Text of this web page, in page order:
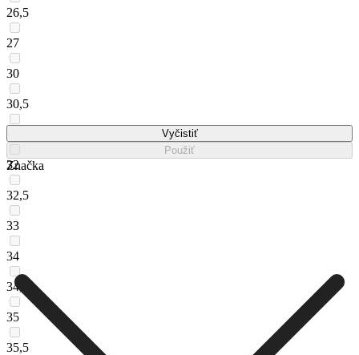
26,5
27
30
30,5
32
32,5
33
34
34,5
35
35,5
Vyčistiť
Použiť
Značka